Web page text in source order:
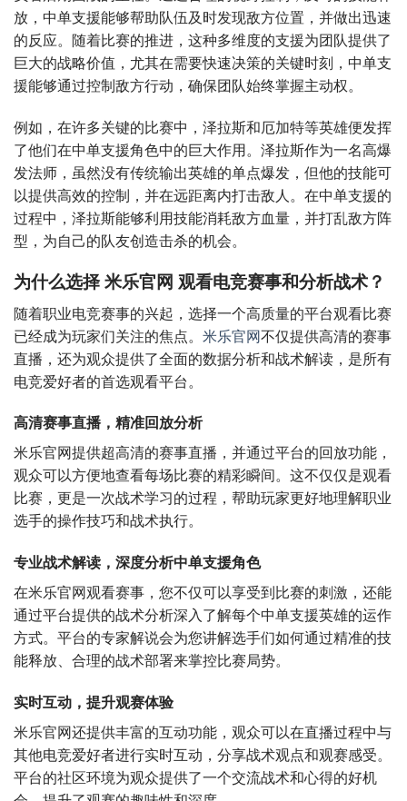
放，中单支援能够帮助队伍及时发现敌方位置，并做出迅速
的反应。随着比赛的推进，这种多维度的支援为团队提供了
巨大的战略价值，尤其在需要快速决策的关键时刻，中单支
援能够通过控制敌方行动，确保团队始终掌握主动权。
例如，在许多关键的比赛中，泽拉斯和厄加特等英雄便发挥
了他们在中单支援角色中的巨大作用。泽拉斯作为一名高爆
发法师，虽然没有传统输出英雄的单点爆发，但他的技能可
以提供高效的控制，并在远距离内打击敌人。在中单支援的
过程中，泽拉斯能够利用技能消耗敌方血量，并打乱敌方阵
型，为自己的队友创造击杀的机会。
为什么选择 米乐官网 观看电竞赛事和分析战术？
随着职业电竞赛事的兴起，选择一个高质量的平台观看比赛
已经成为玩家们关注的焦点。 米乐官网不仅提供高清的赛事
直播，还为观众提供了全面的数据分析和战术解读，是所有
电竞爱好者的首选观看平台。
高清赛事直播，精准回放分析
米乐官网提供超高清的赛事直播，并通过平台的回放功能，
观众可以方便地查看每场比赛的精彩瞬间。这不仅仅是观看
比赛，更是一次战术学习的过程，帮助玩家更好地理解职业
选手的操作技巧和战术执行。
专业战术解读，深度分析中单支援角色
在米乐官网观看赛事，您不仅可以享受到比赛的刺激，还能
通过平台提供的战术分析深入了解每个中单支援英雄的运作
方式。平台的专家解说会为您讲解选手们如何通过精准的技
能释放、合理的战术部署来掌控比赛局势。
实时互动，提升观赛体验
米乐官网还提供丰富的互动功能，观众可以在直播过程中与
其他电竞爱好者进行实时互动，分享战术观点和观赛感受。
平台的社区环境为观众提供了一个交流战术和心得的好机